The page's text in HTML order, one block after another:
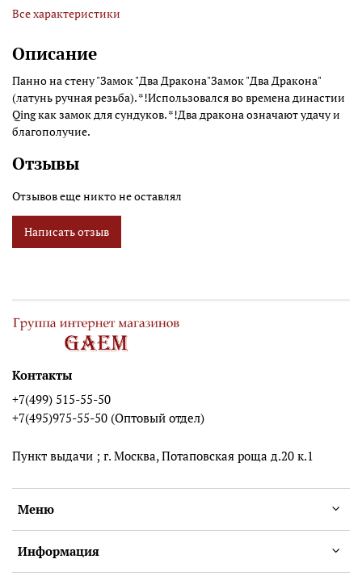
Все характеристики
Описание
Панно на стену "Замок "Два Дракона"Замок "Два Дракона"
(латунь ручная резьба). *!Использовался во времена династии
Qing как замок для сундуков. *!Два дракона означают удачу и
благополучие.
Отзывы
Отзывов еще никто не оставлял
Написать отзыв
Меню
Информация
Контакты
+7(499) 515-55-50
+7(495)975-55-50 (Оптовый отдел)
Пункт выдачи ; г. Москва, Потаповская роща д.20 к.1